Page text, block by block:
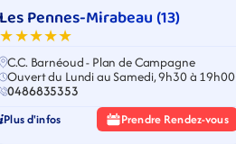
Les Pennes-Mirabeau (13)
★★★★★
C.C. Barnéoud - Plan de Campagne
Ouvert du Lundi au Samedi, 9h30 à 19h00
0486835353
Plus d'infos Prendre Rendez-vous